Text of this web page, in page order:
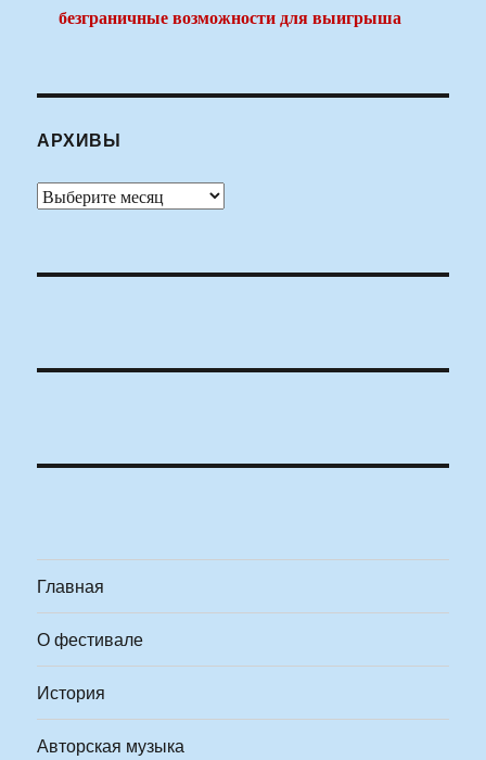
безграничные возможности для выигрыша
АРХИВЫ
Архивы
Главная
О фестивале
История
Авторская музыка